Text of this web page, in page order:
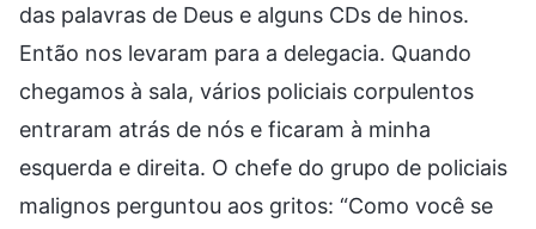
das palavras de Deus e alguns CDs de hinos.
Então nos levaram para a delegacia. Quando
chegamos à sala, vários policiais corpulentos
entraram atrás de nós e ficaram à minha
esquerda e direita. O chefe do grupo de policiais
malignos perguntou aos gritos: “Como você se